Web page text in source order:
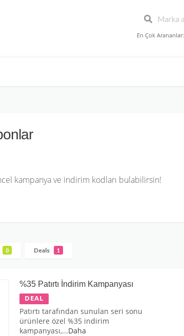
En Çok Arananlar:
kampanya ve indirim kodları bulabilirsin!
0 Deals 1
%35 Patırtı İndirim Kampanyası
DEAL
Patırtı tarafından sunulan seri sonu
ürünlere özel %35 indirim
kampanyası,...Daha